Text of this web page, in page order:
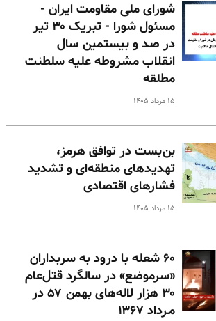
شورای ملی مقاومت ایران -
مسئول شورا - تبریک ۳۰ تیر
در صد و بیستمین سال
انقلاب مشروطه علیه سلطنت
مطلقه
۱۵ مرداد ۱۴۰۵
بن‌بست در توافق هرمز،
تهدیدهای منطقه‌ای و تشدید
فشارهای اقتصادی
۱۵ مرداد ۱۴۰۵
۶۰ شعله با درود به سربداران
«سرموضع» در سالگرد قتل‌عام
۳۰ هزار لاله‌های بهمن ۵۷ در
مـرداد ۱۳۶۷